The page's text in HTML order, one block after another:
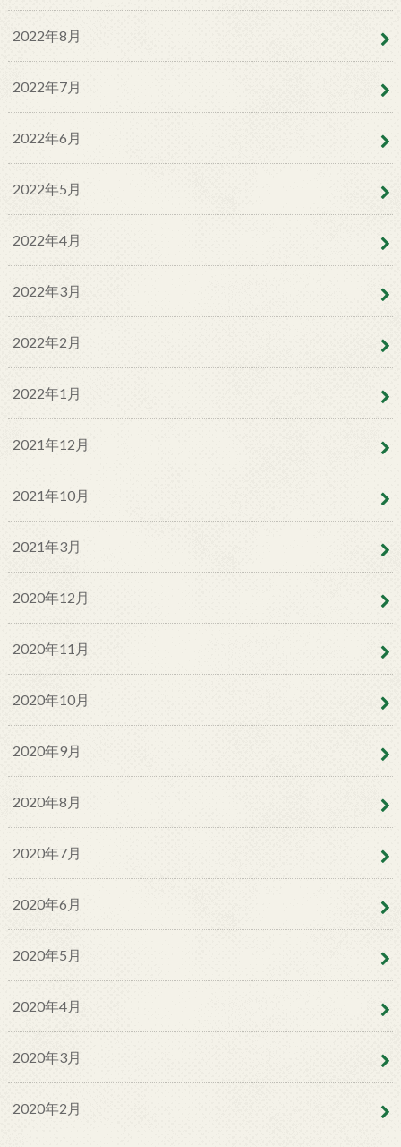
2022年8月
2022年7月
2022年6月
2022年5月
2022年4月
2022年3月
2022年2月
2022年1月
2021年12月
2021年10月
2021年3月
2020年12月
2020年11月
2020年10月
2020年9月
2020年8月
2020年7月
2020年6月
2020年5月
2020年4月
2020年3月
2020年2月